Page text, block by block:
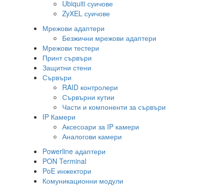
Ubiquiti суичове
ZyXEL суичове
Мрежови адаптери
Безжични мрежови адаптери
Мрежови тестери
Принт сървъри
Защитни стени
Сървъри
RAID контролери
Сървърни кутии
Части и компоненти за сървъри
IP Камери
Аксесоари за IP камери
Аналогови камери
Powerline адаптери
PON Terminal
PoE инжектори
Комуникационни модули